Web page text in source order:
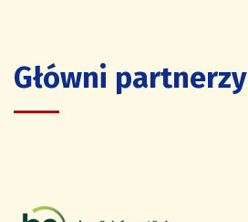
Główni partnerzy